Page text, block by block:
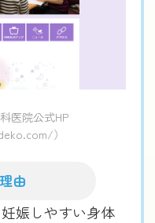
医院公式HP
）
由
娠しやすい身体